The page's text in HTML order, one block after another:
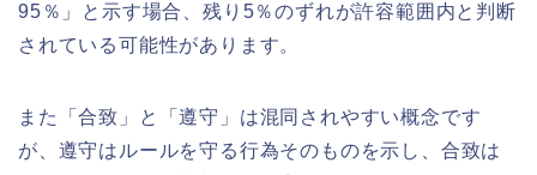
95％」と示す場合、残り5％のずれが許容範囲内と判断
されている可能性があります。
また「合致」と「遵守」は混同されやすい概念です
が、遵守はルールを守る行為そのものを示し、合致は